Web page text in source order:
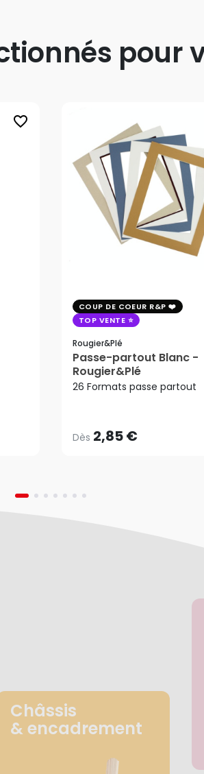
pour
favorite_border
COUP DE COEUR R&P
TOP VENTE
Rougier&plé
Passe-partout Blanc -
Rougier&Plé
26 Formats passe partout
Dès 2,85 €
Dès2,85 €
Châssis
& encadrement